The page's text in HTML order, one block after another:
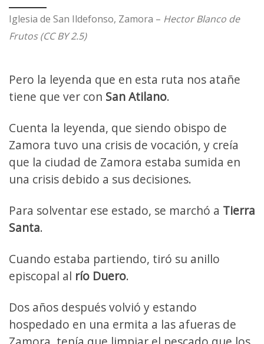
Iglesia de San Ildefonso, Zamora – Hector Blanco de
Frutos (CC BY 2.5)
Pero la leyenda que en esta ruta nos atañe
tiene que ver con San Atilano.
Cuenta la leyenda, que siendo obispo de
Zamora tuvo una crisis de vocación, y creía
que la ciudad de Zamora estaba sumida en
una crisis debido a sus decisiones.
Para solventar ese estado, se marchó a Tierra
Santa.
Cuando estaba partiendo, tiró su anillo
episcopal al río Duero.
Dos años después volvió y estando
hospedado en una ermita a las afueras de